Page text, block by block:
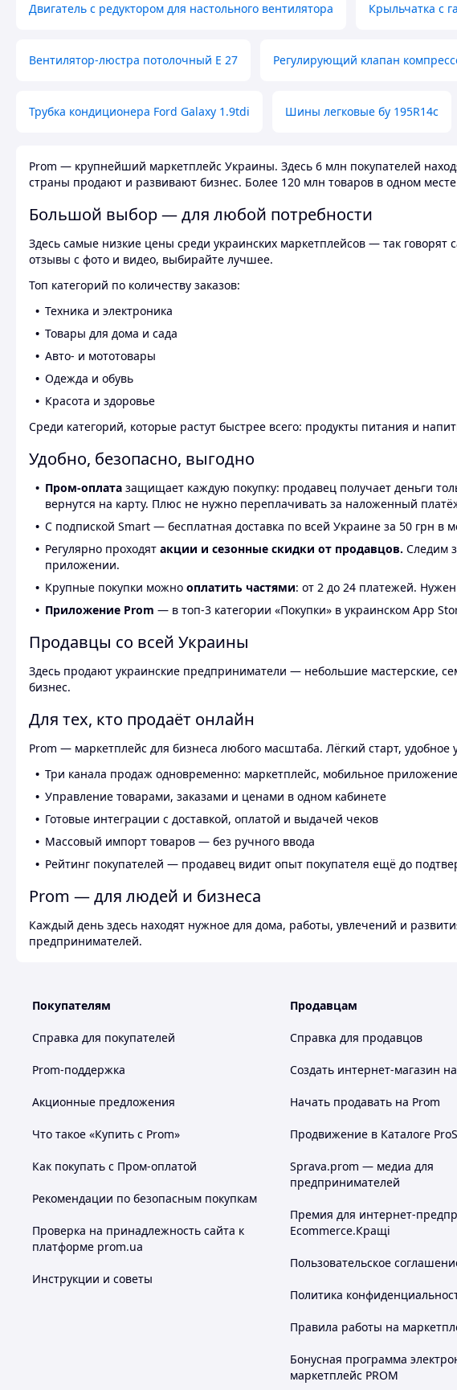
Двигатель с редуктором для настольного вентилятора Крыльчатка с
Вентилятор-люстра потолочный E 27 Регулирующий клапан
Трубка кондиционера Ford Galaxy 1.9tdi Шины легковые бу 195R14c
Prom — крупнейший маркетплейс Украины. Здесь 6 млн покупателей
страны продают и развивают бизнес. Более 120 млн товаров в одном
Большой выбор — для любой потребности
Здесь самые низкие цены среди украинских маркетплейсов — так
отзывы с фото и видео, выбирайте лучшее.
Топ категорий по количеству заказов:
Техника и электроника
Товары для дома и сада
Авто- и мототовары
Одежда и обувь
Красота и здоровье
Среди категорий, которые растут быстрее всего: продукты питания и
Удобно, безопасно, выгодно
Пром-оплата защищает каждую покупку: продавец получает деньги
вернутся на карту. Плюс не нужно переплачивать за наложенный
С подпиской Smart — бесплатная доставка по всей Украине за 50 грн в
Регулярно проходят акции и сезонные скидки от продавцов. Следим
приложении.
Крупные покупки можно оплатить частями: от 2 до 24 платежей.
Приложение Prom — в топ-3 категории «Покупки» в украинском App
Продавцы со всей Украины
Здесь продают украинские предприниматели — небольшие мастерские,
бизнес.
Для тех, кто продаёт онлайн
Prom — маркетплейс для бизнеса любого масштаба. Лёгкий старт,
Три канала продаж одновременно: маркетплейс, мобильное
Управление товарами, заказами и ценами в одном кабинете
Готовые интеграции с доставкой, оплатой и выдачей чеков
Массовый импорт товаров — без ручного ввода
Рейтинг покупателей — продавец видит опыт покупателя ещё до
Prom — для людей и бизнеса
Каждый день здесь находят нужное для дома, работы, увлечений и
предпринимателей.
Покупателям
Справка для покупателей
Prom-поддержка
Акционные предложения
Что такое «Купить с Prom»
Как покупать с Пром-оплатой
Рекомендации по безопасным покупкам
Проверка на принадлежность сайта к
платформе prom.ua
Инструкции и советы
Продавцам
Справка для продавцов
Создать интернет-магазин
Начать продавать на Prom
Продвижение в Каталоге
Sprava.prom — медиа для
предпринимателей
Премия для интернет-
Ecommerce.Кращі
Пользовательское
Политика
Правила работы на
Бонусная программа
маркетплейс PROM